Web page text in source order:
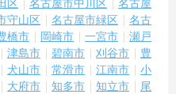
区 名古屋市中川区
名古屋
守山区 名古屋市緑区
名古
橋市 岡崎市 一宮市
瀬戸
津島市 碧南市 刈谷市
豊
犬山市 常滑市 江南市
小
大府市 知多市 知立市
尾